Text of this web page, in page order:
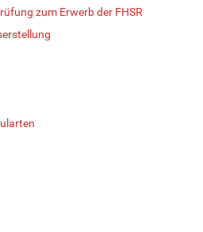
zum Erwerb der FHSR